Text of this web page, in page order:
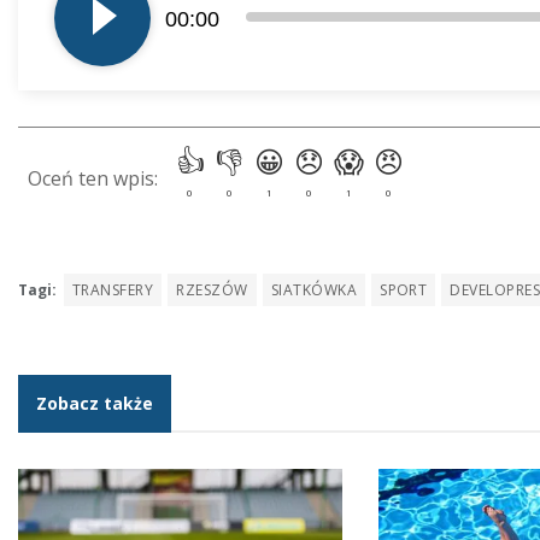
dźwiękowych
00:00
Tagi: TRANSFERY RZESZÓW SIATKÓWKA SPORT DEVELOPRES
Zobacz także